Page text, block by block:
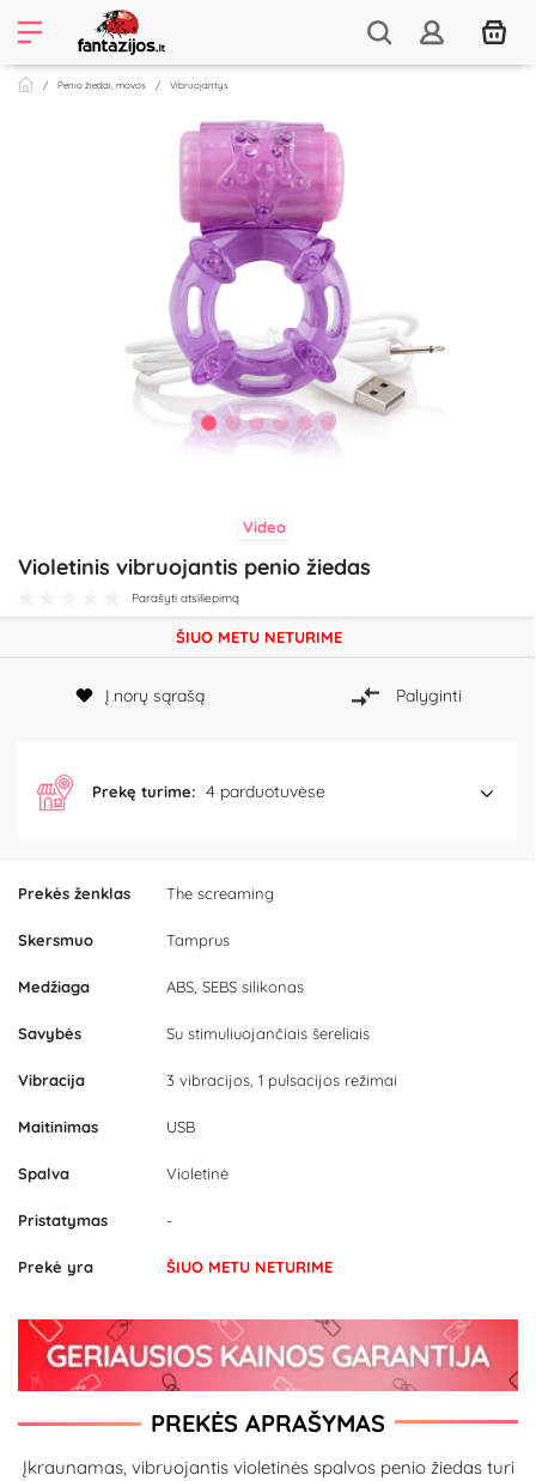
Penio žiedai, movos Vibruojantys
Video
Violetinis vibruojantis penio žiedas
Parašyti atsiliepimą
Prekės ženklas The screaming
Skersmuo Tamprus
Medžiaga ABS, SEBS silikonas
Savybės Su stimuliuojančiais šereliais
Vibracija 3 vibracijos, 1 pulsacijos režimai
Maitinimas USB
Spalva Violetinė
Pristatymas -
Prekė yra ŠIUO METU NETURIME
ŠIUO METU NETURIME
Į norų sąrašą Palyginti
Prekę turime: 4 parduotuvėse
PREKĖS APRAŠYMAS
Įkraunamas, vibruojantis violetinės spalvos penio žiedas turi